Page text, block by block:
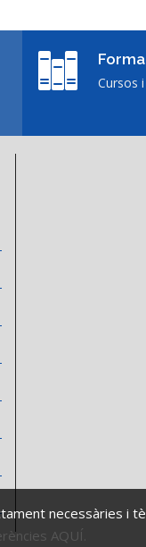
Cursos
necessàries i
AQUÍ.